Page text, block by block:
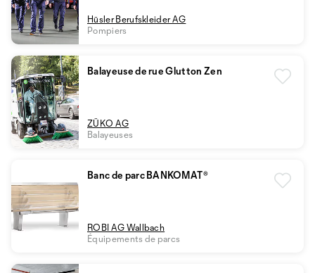
Hüsler Berufskleider AG
Pompiers
Balayeuse de rue Glutton Zen
ZÜKO AG
Balayeuses
Banc de parc BANKOMAT®
ROBI AG Wallbach
Équipements de parcs